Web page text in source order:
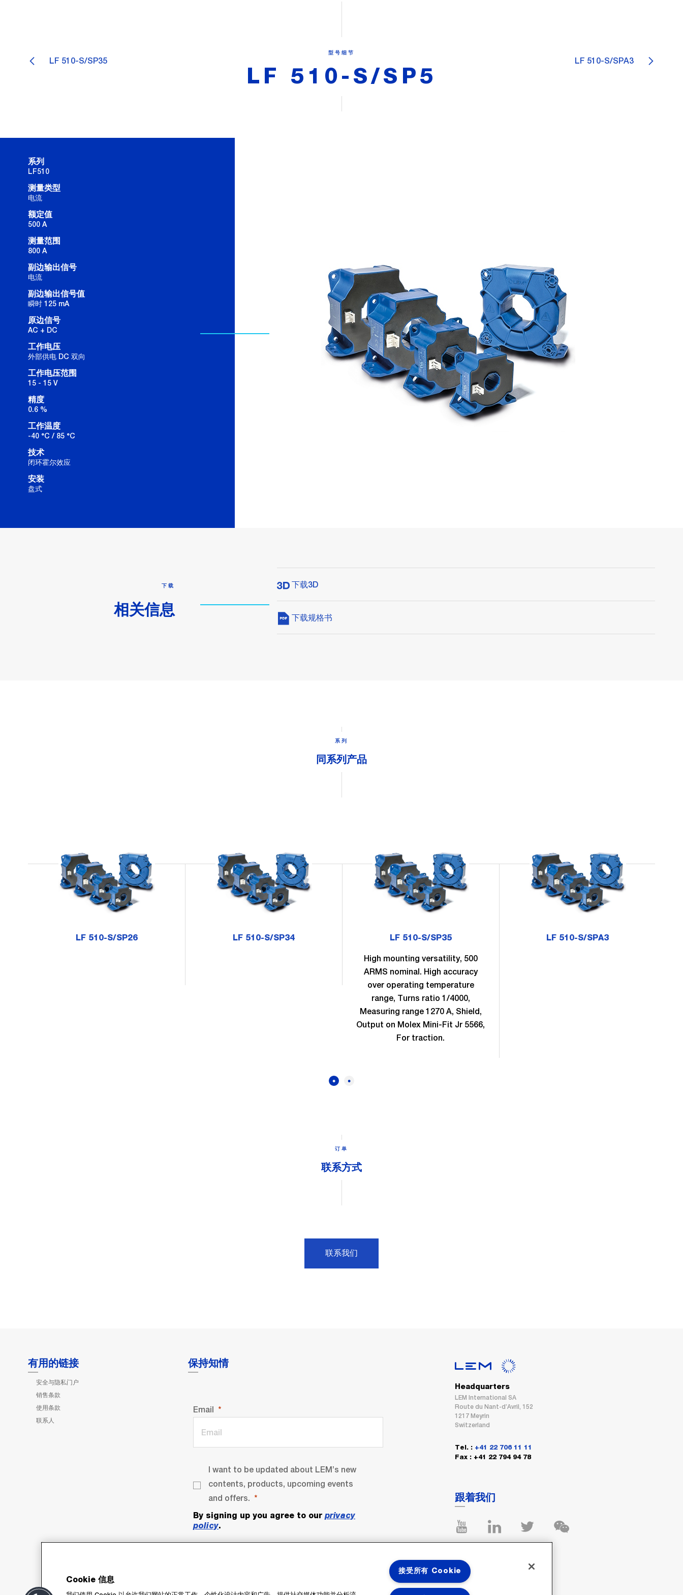
LF 510-S/SP35 LF 510-S/SPA3
型号细节
LF 510-S/SP5
系列
LF510
测量类型
电流
额定值
500 A
测量范围
800 A
副边输出信号
电流
副边输出信号值
瞬时 125 mA
原边信号
AC + DC
工作电压
外部供电 DC 双向
工作电压范围
15 - 15 V
精度
0.6 %
工作温度
-40 °C / 85 °C
技术
闭环霍尔效应
安装
盘式
下载
相关信息
下载3D
下载规格书
系列
同系列产品
LF 510-S/SP26 LF 510-S/SP34 LF 510-S/SP35
High mounting versatility, 500
ARMS nominal. High accuracy
over operating temperature
range, Turns ratio 1/4000,
Measuring range 1270 A, Shield,
Output on Molex Mini-Fit Jr 5566,
For traction.
LF 510-S/SPA3
订单
联系方式
联系我们
有用的链接
安全与隐私门户
销售条款
使用条款
联系人
保持知情
Email
I want to be updated about LEM’s new
contents, products, upcoming events
and offers.
By signing up you agree to our privacy
policy.
Headquarters
LEM International SA
Route du Nant-d’Avril, 152
1217 Meyrin
Switzerland
Tel. : +41 22 706 11 11
Fax : +41 22 794 94 78
跟着我们
Cookie 信息
接受所有 Cookie